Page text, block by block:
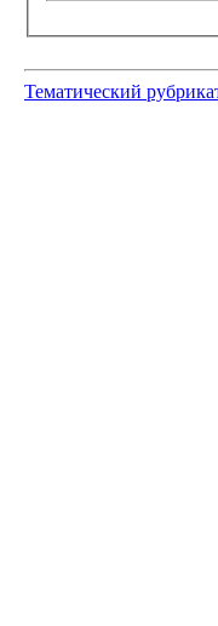
Тематический